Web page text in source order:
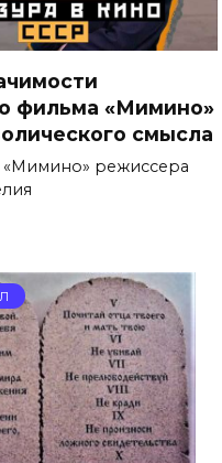
фильма «Мимино»
смысла
режиссера